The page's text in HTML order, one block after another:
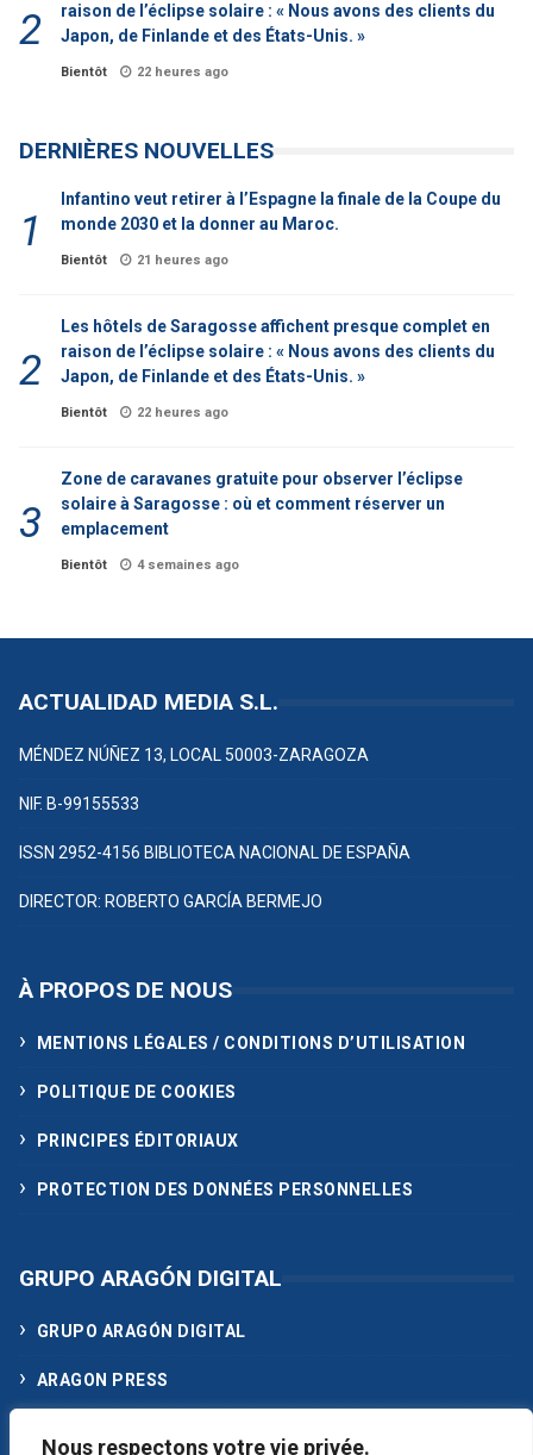
Nous respectons votre vie privée.
raison de l’éclipse solaire : « Nous avons des clients du
Japon, de Finlande et des États-Unis. »
Bientôt 22 heures ago
DERNIÈRES NOUVELLES
Infantino veut retirer à l’Espagne la finale de la Coupe du
monde 2030 et la donner au Maroc.
Bientôt 21 heures ago
Les hôtels de Saragosse affichent presque complet en
raison de l’éclipse solaire : « Nous avons des clients du
Japon, de Finlande et des États-Unis. »
Bientôt 22 heures ago
Zone de caravanes gratuite pour observer l’éclipse
solaire à Saragosse : où et comment réserver un
emplacement
Bientôt 4 semaines ago
ACTUALIDAD MEDIA S.L.
MÉNDEZ NÚÑEZ 13, LOCAL 50003-ZARAGOZA
NIF. B-99155533
ISSN 2952-4156 BIBLIOTECA NACIONAL DE ESPAÑA
DIRECTOR: ROBERTO GARCÍA BERMEJO
À PROPOS DE NOUS
MENTIONS LÉGALES / CONDITIONS D’UTILISATION
POLITIQUE DE COOKIES
PRINCIPES ÉDITORIAUX
PROTECTION DES DONNÉES PERSONNELLES
GRUPO ARAGÓN DIGITAL
GRUPO ARAGÓN DIGITAL
ARAGON PRESS